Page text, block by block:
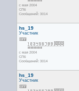
с мая 2004
СПб
Сообщений: 3014
hs_19
Участник
с мая 2004
СПб
Сообщений: 3014
hs_19
Участник